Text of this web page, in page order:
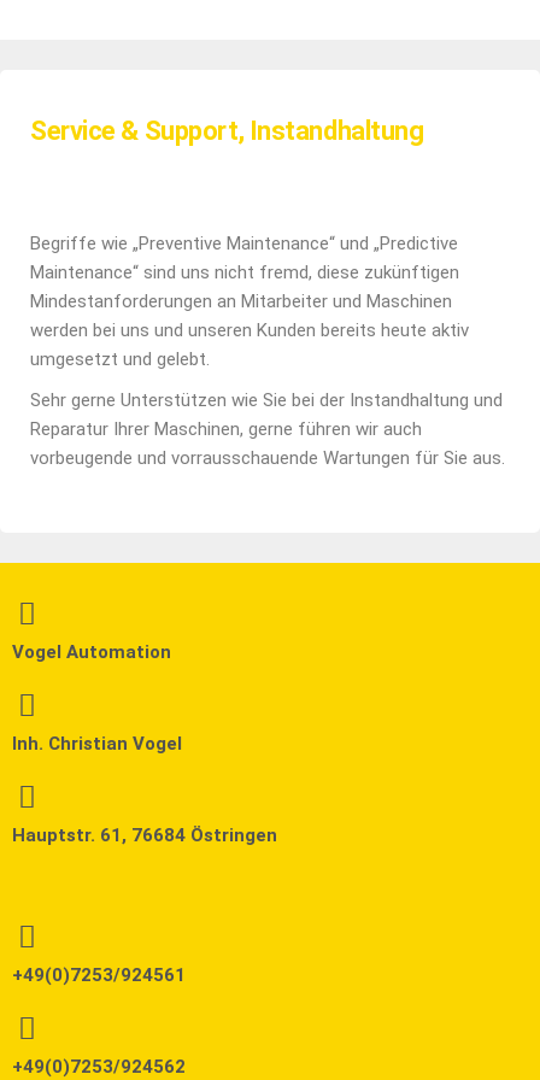
Service & Support, Instandhaltung
Begriffe wie „Preventive Maintenance“ und „Predictive
Maintenance“ sind uns nicht fremd, diese zukünftigen
Mindestanforderungen an Mitarbeiter und Maschinen
werden bei uns und unseren Kunden bereits heute aktiv
umgesetzt und gelebt.
Sehr gerne Unterstützen wie Sie bei der Instandhaltung und
Reparatur Ihrer Maschinen, gerne führen wir auch
vorbeugende und vorrausschauende Wartungen für Sie aus.
Vogel Automation
Inh. Christian Vogel
Hauptstr. 61, 76684 Östringen
+49(0)7253/924561
+49(0)7253/924562